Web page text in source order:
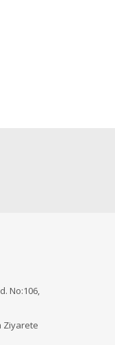
No:106,
Ziyarete